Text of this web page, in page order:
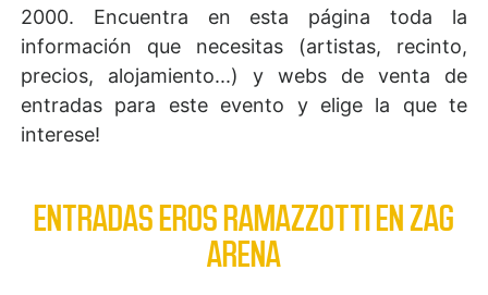
2000. Encuentra en esta página toda la
información que necesitas (artistas, recinto,
precios, alojamiento...) y webs de venta de
entradas para este evento y elige la que te
interese!
ENTRADAS EROS RAMAZZOTTI EN ZAG
ARENA